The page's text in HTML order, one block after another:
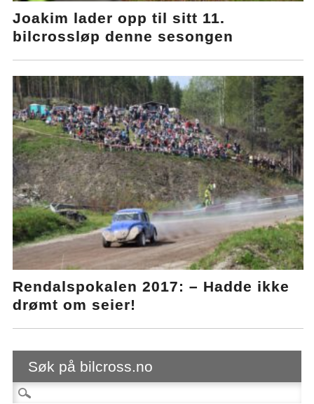
Joakim lader opp til sitt 11.
bilcrossløp denne sesongen
Rendalspokalen 2017: – Hadde ikke
drømt om seier!
Søk på bilcross.no
Søk etter: